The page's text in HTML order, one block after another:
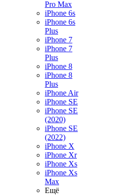
Pro Max
iPhone 6s
iPhone 6s
Plus
iPhone 7
iPhone 7
Plus
iPhone 8
iPhone 8
Plus
iPhone Air
iPhone SE
iPhone SE
(2020)
iPhone SE
(2022)
iPhone X
iPhone Xr
iPhone Xs
iPhone Xs
Max
Ещё